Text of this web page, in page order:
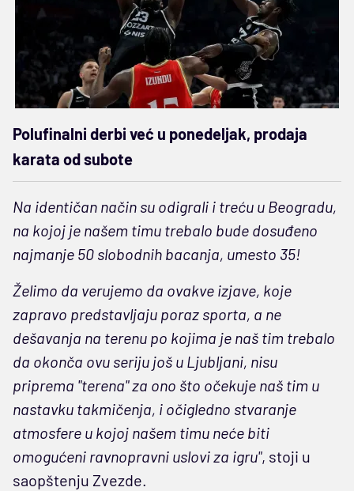
Polufinalni derbi već u ponedeljak, prodaja
karata od subote
Na identičan način su odigrali i treću u Beogradu,
na kojoj je našem timu trebalo bude dosuđeno
najmanje 50 slobodnih bacanja, umesto 35!
Želimo da verujemo da ovakve izjave, koje
zapravo predstavljaju poraz sporta, a ne
dešavanja na terenu po kojima je naš tim trebalo
da okonča ovu seriju još u Ljubljani, nisu
priprema "terena" za ono što očekuje naš tim u
nastavku takmičenja, i očigledno stvaranje
atmosfere u kojoj našem timu neće biti
omogućeni ravnopravni uslovi za igru", stoji u
saopštenju Zvezde.